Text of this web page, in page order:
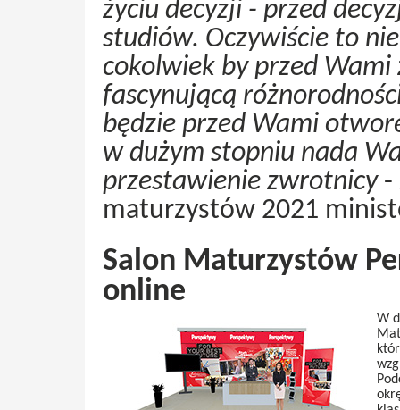
życiu decyzji - przed
studiów. Oczywiście to
cokolwiek by przed Wami
fascynującą
będzie przed Wami
w dużym stopniu nada
przestawienie zwrotnicy-
maturzystów 2021
Salon Maturzystów
online
W